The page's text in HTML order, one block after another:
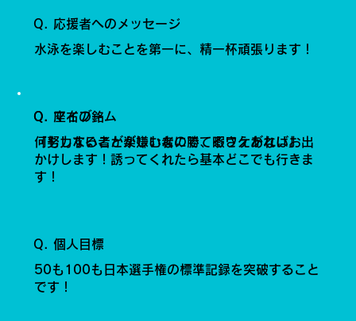
「努力する者が楽しむ者に勝てるワケがない」
Q. 座右の銘
何もしないことが嫌いなので、暇さえあればお出
かけします！誘ってくれたら基本どこでも行きま
す！
Q. マイブーム
50も100も日本選手権の標準記録を突破すること
です！
Q. 個人目標
Q. 応援者へのメッセージ
水泳を楽しむことを第一に、精一杯頑張ります！